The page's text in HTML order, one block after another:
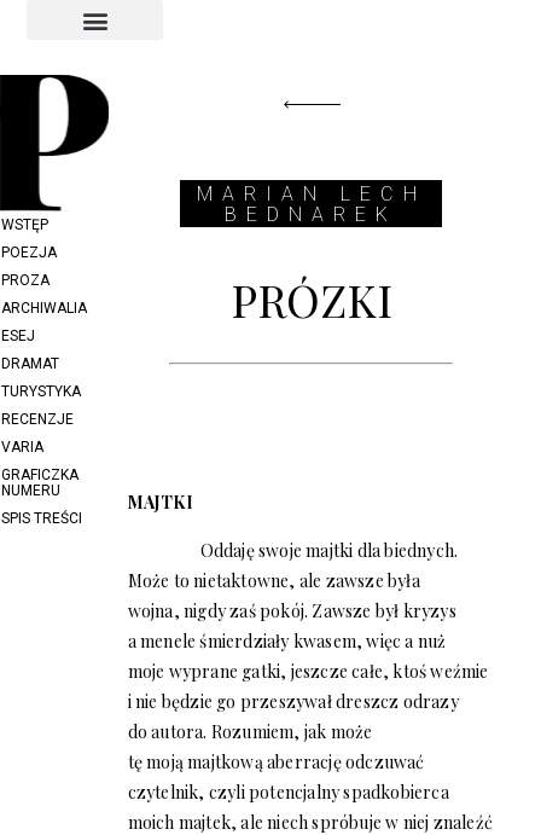
WSTĘP
POEZJA
PROZA
ARCHIWALIA
ESEJ
DRAMAT
TURYSTYKA
RECENZJE
VARIA
GRAFICZKA
NUMERU
SPIS TREŚCI
MARIAN LECH
BEDNAREK
PRÓZKI
MAJTKI
Oddaję swoje majtki dla biednych.
Może to nietaktowne, ale zawsze była
wojna, nigdy zaś pokój. Zawsze był kryzys
a menele śmierdziały kwasem, więc a nuż
moje wyprane gatki, jeszcze całe, ktoś weźmie
i nie będzie go przeszywał dreszcz odrazy
do autora. Rozumiem, jak może
tę moją majtkową aberrację odczuwać
czytelnik, czyli potencjalny spadkobierca
moich majtek, ale niech spróbuje w niej znaleźć